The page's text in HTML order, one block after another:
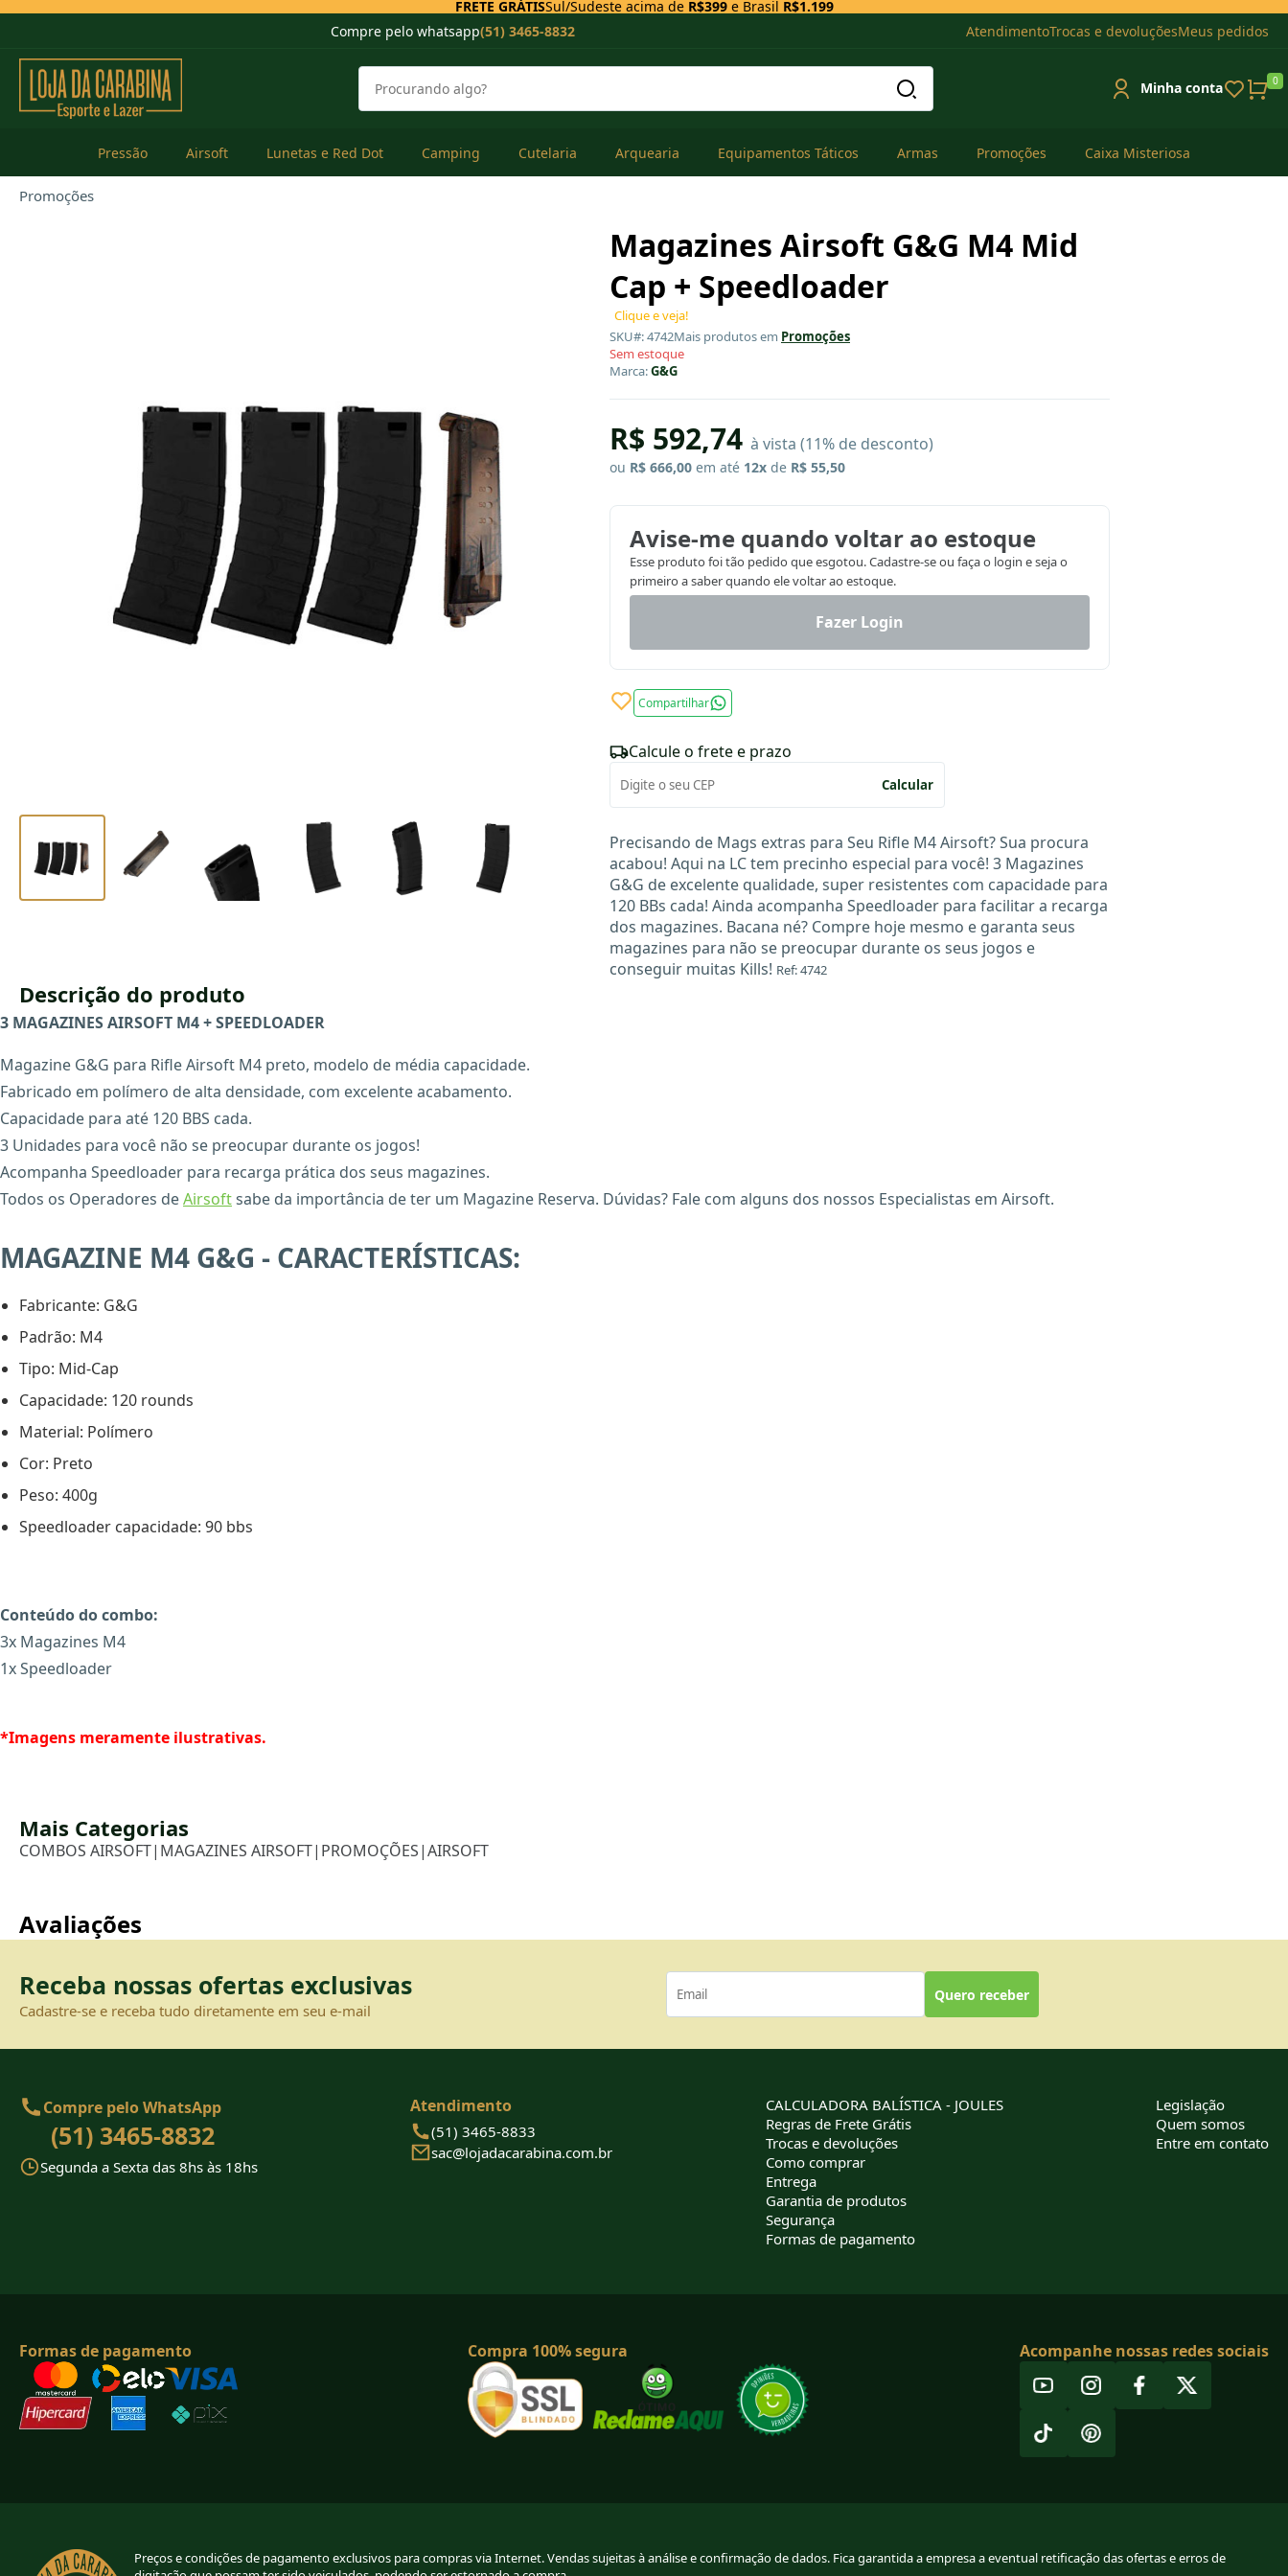
FRETE GRÁTISSul/Sudeste acima de R$399e Brasil R$1.199
Compre pelo whatsapp(51) 3465-8832 AtendimentoTrocas e devoluçõesMeus pedidos
Minha conta 0
Pressão Airsoft Lunetas e Red Dot Camping Cutelaria Arquearia Equipamentos Táticos Armas Promoções Caixa Misteriosa
Promoções
Magazines Airsoft G&G M4 Mid
Cap + Speedloader
Clique e veja!
SKU#: 4742Mais produtos em Promoções
Sem estoque
Marca:G&G
R$ 592,74 à vista (11% de desconto)
ou R$ 666,00 em até 12x de R$ 55,50
Avise-me quando voltar ao estoque
Esse produto foi tão pedido que esgotou. Cadastre-se ou faça o login e seja o
primeiro a saber quando ele voltar ao estoque.
Fazer Login
Compartilhar
Calcule o frete e prazo
Calcular
Precisando de Mags extras para Seu Rifle M4 Airsoft? Sua procura
acabou! Aqui na LC tem precinho especial para você! 3 Magazines
G&G de excelente qualidade, super resistentes com capacidade para
120 BBs cada! Ainda acompanha Speedloader para facilitar a recarga
dos magazines. Bacana né? Compre hoje mesmo e garanta seus
magazines para não se preocupar durante os seus jogos e
conseguir muitas Kills! Ref: 4742
Descrição do produto
3 MAGAZINES AIRSOFT M4 + SPEEDLOADER
Magazine G&G para Rifle Airsoft M4 preto, modelo de média capacidade.
Fabricado em polímero de alta densidade, com excelente acabamento.
Capacidade para até 120 BBS cada.
3 Unidades para você não se preocupar durante os jogos!
Acompanha Speedloader para recarga prática dos seus magazines.
Todos os Operadores deAirsoftsabe da importância de ter um Magazine Reserva. Dúvidas? Fale com alguns dos nossos Especialistas em Airsoft.
MAGAZINE M4 G&G - CARACTERÍSTICAS:
Fabricante: G&G
Padrão: M4
Tipo: Mid-Cap
Capacidade: 120 rounds
Material: Polímero
Cor: Preto
Peso: 400g
Speedloader capacidade: 90 bbs
Conteúdo do combo:
3x Magazines M4
1x Speedloader
*Imagens meramente ilustrativas.
Mais Categorias
COMBOS AIRSOFT| MAGAZINES AIRSOFT| PROMOÇÕES|AIRSOFT
Avaliações
Receba nossas ofertas exclusivas
Cadastre-se e receba tudo diretamente em seu e-mail
Quero receber
Compre pelo WhatsApp
(51) 3465-8832
Segunda a Sexta das 8hs às 18hs
Atendimento
(51) 3465-8833
sac@lojadacarabina.com.br
CALCULADORA BALÍSTICA - JOULES
Regras de Frete Grátis
Trocas e devoluções
Como comprar
Entrega
Garantia de produtos
Segurança
Formas de pagamento
Legislação
Quem somos
Entre em contato
Formas de pagamento Compra 100% segura Acompanhe nossas redes sociais
Preços e condições de pagamento exclusivos para compras via Internet. Vendas sujeitas à análise e confirmação de dados. Fica garantida a empresa a eventual retificação das ofertas e erros de